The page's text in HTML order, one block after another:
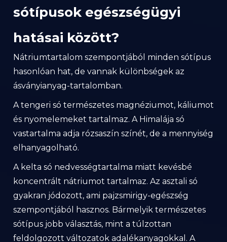
sótípusok egészségügyi
hatásai között?
Nátriumtartalom szempontjából minden sótípus
hasonlóan hat, de vannak különbségek az
ásványianyag-tartalomban.
A tengeri só természetes magnéziumot, káliumot
és nyomelemeket tartalmaz. A Himalája só
vastartalma adja rózsaszín színét, de a mennyiség
elhanyagolható.
A kelta só nedvességtartalma miatt kevésbé
koncentrált nátriumot tartalmaz. Az asztali só
gyakran jódozott, ami pajzsmirigy-egészség
szempontjából hasznos. Bármelyik természetes
sótípus jobb választás, mint a túlzottan
feldolgozott változatok adalékanyagokkal. A